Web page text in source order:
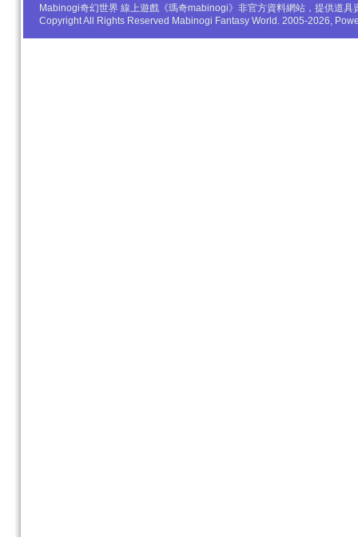
Mabinogi奇幻世界 線上遊戲《瑪奇mabinogi》非官方資料網站，提供道
Copyright All Rights Reserved Mabinogi Fantasy World. 2005-2026,